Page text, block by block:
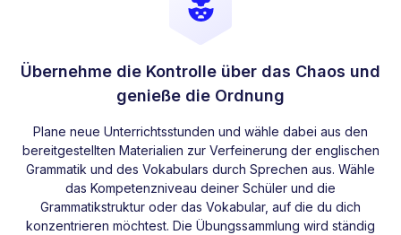
Übernehme die Kontrolle über das Chaos und
genieße die Ordnung
Plane neue Unterrichtsstunden und wähle dabei aus den
bereitgestellten Materialien zur Verfeinerung der englischen
Grammatik und des Vokabulars durch Sprechen aus. Wähle
das Kompetenzniveau deiner Schüler und die
Grammatikstruktur oder das Vokabular, auf die du dich
konzentrieren möchtest. Die Übungssammlung wird ständig